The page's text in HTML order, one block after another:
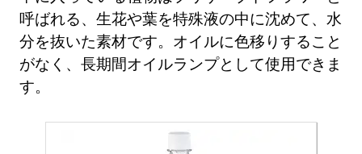
呼ばれる、生花や葉を特殊液の中に沈めて、水
分を抜いた素材です。オイルに色移りすること
がなく、長期間オイルランプとして使用できま
す。